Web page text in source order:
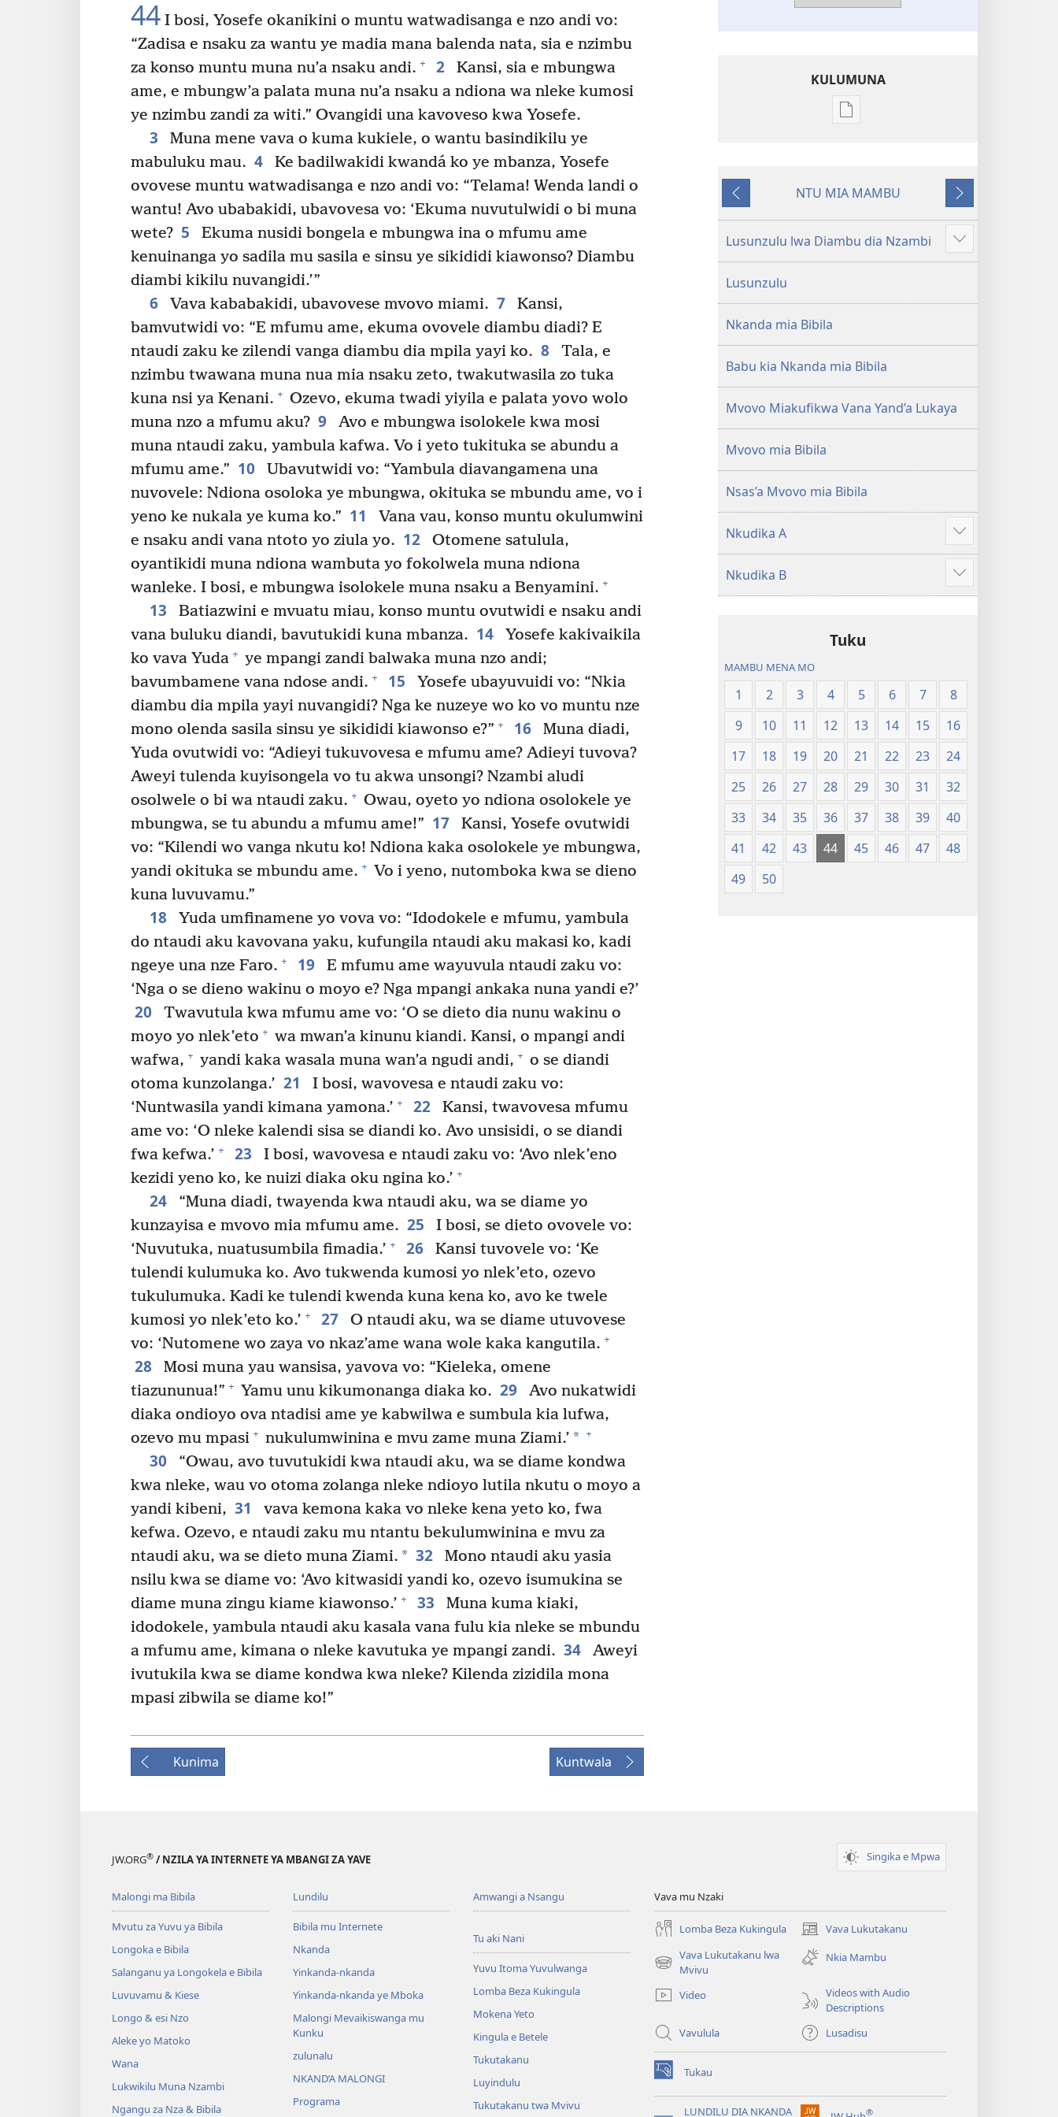
44 I bosi, Yosefe okanikini o muntu watwadisanga e nzo andi vo:
“Zadisa e nsaku za wantu ye madia mana balenda nata, sia e nzimbu
za konso muntu muna nu’a nsaku andi. + 2
Kansi, sia e mbungwa
ame, e mbungw’a palata muna nu’a nsaku a ndiona wa nleke kumosi
ye nzimbu zandi za witi.” Ovangidi una kavoveso kwa Yosefe.
3
Muna mene vava o kuma kukiele, o wantu basindikilu ye
mabuluku mau. 4
Ke badilwakidi kwandá ko ye mbanza, Yosefe
ovovese muntu watwadisanga e nzo andi vo: “Telama! Wenda landi o
wantu! Avo ubabakidi, ubavovesa vo: ‘Ekuma nuvutulwidi o bi muna
wete? 5
Ekuma nusidi bongela e mbungwa ina o mfumu ame
kenuinanga yo sadila mu sasila e sinsu ye sikididi kiawonso? Diambu
diambi kikilu nuvangidi.’”
6 Vava kababakidi, ubavovese mvovo miami. 7
Kansi,
bamvutwidi vo: “E mfumu ame, ekuma ovovele diambu diadi? E
ntaudi zaku ke zilendi vanga diambu dia mpila yayi ko. 8
Tala, e
nzimbu twawana muna nua mia nsaku zeto, twakutwasila zo tuka
kuna nsi ya Kenani. + Ozevo, ekuma twadi yiyila e palata yovo wolo
muna nzo a mfumu aku? 9
Avo e mbungwa isolokele kwa mosi
muna ntaudi zaku, yambula kafwa. Vo i yeto tukituka se abundu a
mfumu ame.” 10
Ubavutwidi vo: “Yambula diavangamena una
nuvovele: Ndiona osoloka ye mbungwa, okituka se mbundu ame, vo i
yeno ke nukala ye kuma ko.” 11
Vana vau, konso muntu okulumwini
e nsaku andi vana ntoto yo ziula yo. 12
Otomene satulula,
oyantikidi muna ndiona wambuta yo fokolwela muna ndiona
wanleke. I bosi, e mbungwa isolokele muna nsaku a Benyamini. +
13
Batiazwini e mvuatu miau, konso muntu ovutwidi e nsaku andi
vana buluku diandi, bavutukidi kuna mbanza. 14
Yosefe kakivaikila
ko vava Yuda + ye mpangi zandi balwaka muna nzo andi;
bavumbamene vana ndose andi. + 15
Yosefe ubayuvuidi vo: “Nkia
diambu dia mpila yayi nuvangidi? Nga ke nuzeye wo ko vo muntu nze
mono olenda sasila sinsu ye sikididi kiawonso e?” + 16
Muna diadi,
Yuda ovutwidi vo: “Adieyi tukuvovesa e mfumu ame? Adieyi tuvova?
Aweyi tulenda kuyisongela vo tu akwa unsongi? Nzambi aludi
osolwele o bi wa ntaudi zaku. + Owau, oyeto yo ndiona osolokele ye
mbungwa, se tu abundu a mfumu ame!” 17
Kansi, Yosefe ovutwidi
vo: “Kilendi wo vanga nkutu ko! Ndiona kaka osolokele ye mbungwa,
yandi okituka se mbundu ame. + Vo i yeno, nutomboka kwa se dieno
kuna luvuvamu.”
18
Yuda umfinamene yo vova vo: “Idodokele e mfumu, yambula
do ntaudi aku kavovana yaku, kufungila ntaudi aku makasi ko, kadi
ngeye una nze Faro. + 19
E mfumu ame wayuvula ntaudi zaku vo:
‘Nga o se dieno wakinu o moyo e? Nga mpangi ankaka nuna yandi e?’
20
Twavutula kwa mfumu ame vo: ‘O se dieto dia nunu wakinu o
moyo yo nlek’eto + wa mwan’a kinunu kiandi. Kansi, o mpangi andi
wafwa, + yandi kaka wasala muna wan’a ngudi andi, + o se diandi
otoma kunzolanga.’ 21
I bosi, wavovesa e ntaudi zaku vo:
‘Nuntwasila yandi kimana yamona.’ + 22
Kansi, twavovesa mfumu
ame vo: ‘O nleke kalendi sisa se diandi ko. Avo unsisidi, o se diandi
fwa kefwa.’ + 23
I bosi, wavovesa e ntaudi zaku vo: ‘Avo nlek’eno
kezidi yeno ko, ke nuizi diaka oku ngina ko.’ +
24
“Muna diadi, twayenda kwa ntaudi aku, wa se diame yo
kunzayisa e mvovo mia mfumu ame. 25
I bosi, se dieto ovovele vo:
‘Nuvutuka, nuatusumbila fimadia.’ + 26
Kansi tuvovele vo: ‘Ke
tulendi kulumuka ko. Avo tukwenda kumosi yo nlek’eto, ozevo
tukulumuka. Kadi ke tulendi kwenda kuna kena ko, avo ke twele
kumosi yo nlek’eto ko.’ + 27
O ntaudi aku, wa se diame utuvovese
vo: ‘Nutomene wo zaya vo nkaz’ame wana wole kaka kangutila. +
28
Mosi muna yau wansisa, yavova vo: “Kieleka, omene
tiazununua!” + Yamu unu kikumonanga diaka ko. 29
Avo nukatwidi
diaka ondioyo ova ntadisi ame ye kabwilwa e sumbula kia lufwa,
ozevo mu mpasi + nukulumwinina e mvu zame muna Ziami.’ * +
30
“Owau, avo tuvutukidi kwa ntaudi aku, wa se diame kondwa
kwa nleke, wau vo otoma zolanga nleke ndioyo lutila nkutu o moyo a
yandi kibeni, 31
vava kemona kaka vo nleke kena yeto ko, fwa
kefwa. Ozevo, e ntaudi zaku mu ntantu bekulumwinina e mvu za
ntaudi aku, wa se dieto muna Ziami. * 32
Mono ntaudi aku yasia
nsilu kwa se diame vo: ‘Avo kitwasidi yandi ko, ozevo isumukina se
diame muna zingu kiame kiawonso.’ + 33
Muna kuma kiaki,
idodokele, yambula ntaudi aku kasala vana fulu kia nleke se mbundu
a mfumu ame, kimana o nleke kavutuka ye mpangi zandi. 34
Aweyi
ivutukila kwa se diame kondwa kwa nleke? Kilenda zizidila mona
mpasi zibwila se diame ko!”
Kunima Kuntwala
KULUMUNA
Kulumuna
Bibila
Nsekola
ya
Kunima
NTU MIA MAMBU
Kuntwala
Lusunzulu lwa Diambu dia Nzambi
Show
more
Lusunzulu
Nkanda mia Bibila
Babu kia Nkanda mia Bibila
Mvovo Miakufikwa Vana Yand’a Lukaya
Mvovo mia Bibila
Nsas’a Mvovo mia Bibila
Nkudika A
Show
more
Nkudika B
Show
more
Tuku
MAMBU MENA MO
1 2 3 4 5 6 7
8
9
10 11 12 13 14 15
16
17
18 19 20 21 22 23
24
25
26 27 28 29 30 31
32
33
34 35 36 37 38 39
40
41
42 43 44 45 46 47
48
49
50
JW.ORG® / NZILA YA INTERNETE YA MBANGI ZA YAVE Singika e Mpwa
Malongi ma Bibila
Mvutu za Yuvu ya Bibila
Longoka e Bibila
Salanganu ya Longokela e Bibila
Luvuvamu & Kiese
Longo & esi Nzo
Aleke yo Matoko
Wana
Lukwikilu Muna Nzambi
Ngangu za Nza & Bibila
Lundilu
Bibila mu Internete
Nkanda
Yinkanda-nkanda
Yinkanda-nkanda ye Mboka
Malongi Mevaikiswanga mu
Kunku
zulunalu
NKAND’A MALONGI
Programa
Amwangi a Nsangu
Tu aki Nani
Yuvu Itoma Yuvulwanga
Lomba Beza Kukingula
Mokena Yeto
Kingula e Betele
Tukutakanu
Luyindulu
Tukutakanu twa Mvivu
Vava mu Nzaki
Lomba Beza Kukingula Vava Lukutakanu
(opens
new
window)
Vava Lukutakanu lwa
Mvivu
(opens
window)
Nkia Mambu
Video
Videos with Audio
Descriptions
Vavulula
Lusadisu
Tukau
(opens
new
window)LUNDILU DIA NKANDA ®